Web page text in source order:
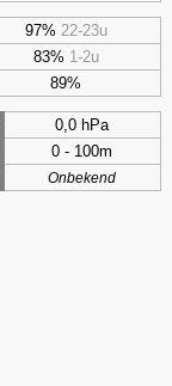
97% 22-23u
83% 1-2u
89%
0,0 hPa
0 - 100m
Onbekend